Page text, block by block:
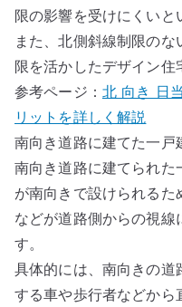
限の影響を受けにくいと
また、北側斜線制限の
限を活かしたデザイン住
参考ページ： 北 向き 日
リットを詳しく解説
南向き道路に建てた一戸
南向き道路に建てられ
が南向きで設けられる
などが道路側からの視線
す。
具体的には、南向きの
する車や歩行者などから